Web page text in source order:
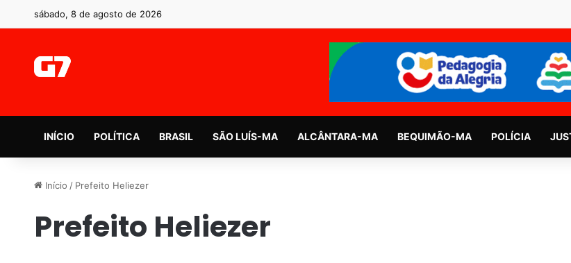
sábado, 8 de agosto de 2026
INÍCIO POLÍTICA BRASIL SÃO LUÍS-MA ALCÂNTARA-MA BEQUIMÃO-MA POLÍCIA
Início / Prefeito Heliezer
Prefeito Heliezer